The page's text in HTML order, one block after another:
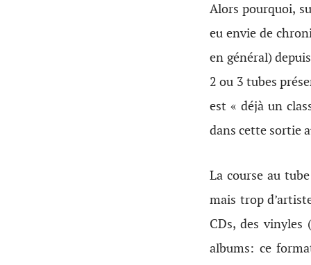
Alors pourquoi,
eu envie de
en général)
2 ou 3 tubes
est « déjà un
dans cette sortie
La course au
mais trop
CDs, des
albums: ce